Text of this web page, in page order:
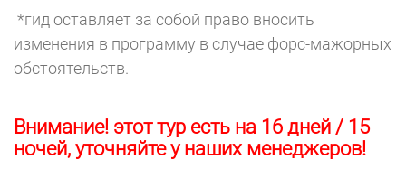
*гид оставляет за собой право вносить
изменения в программу в случае форс-мажорных
обстоятельств.
Внимание! этот тур есть на 16 дней / 15
ночей, уточняйте у наших менеджеров!